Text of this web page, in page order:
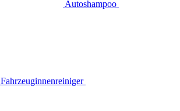
Autoshampoo
Fahrzeuginnenreiniger